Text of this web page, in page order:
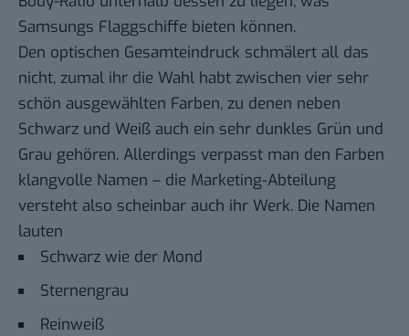
Samsungs Flaggschiffe bieten können.
Den optischen Gesamteindruck schmälert all das
nicht, zumal ihr die Wahl habt zwischen vier sehr
schön ausgewählten Farben, zu denen neben
Schwarz und Weiß auch ein sehr dunkles Grün und
Grau gehören. Allerdings verpasst man den Farben
klangvolle Namen – die Marketing-Abteilung
versteht also scheinbar auch ihr Werk. Die Namen
lauten
Schwarz wie der Mond
Sternengrau
Reinweiß